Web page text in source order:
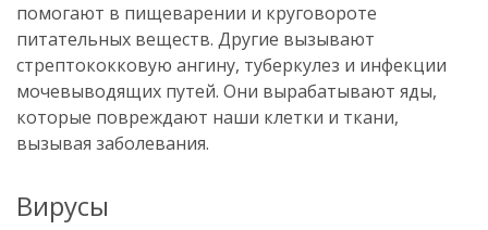
помогают в пищеварении и круговороте
питательных веществ. Другие вызывают
стрептококковую ангину, туберкулез и инфекции
мочевыводящих путей. Они вырабатывают яды,
которые повреждают наши клетки и ткани,
вызывая заболевания.
Вирусы